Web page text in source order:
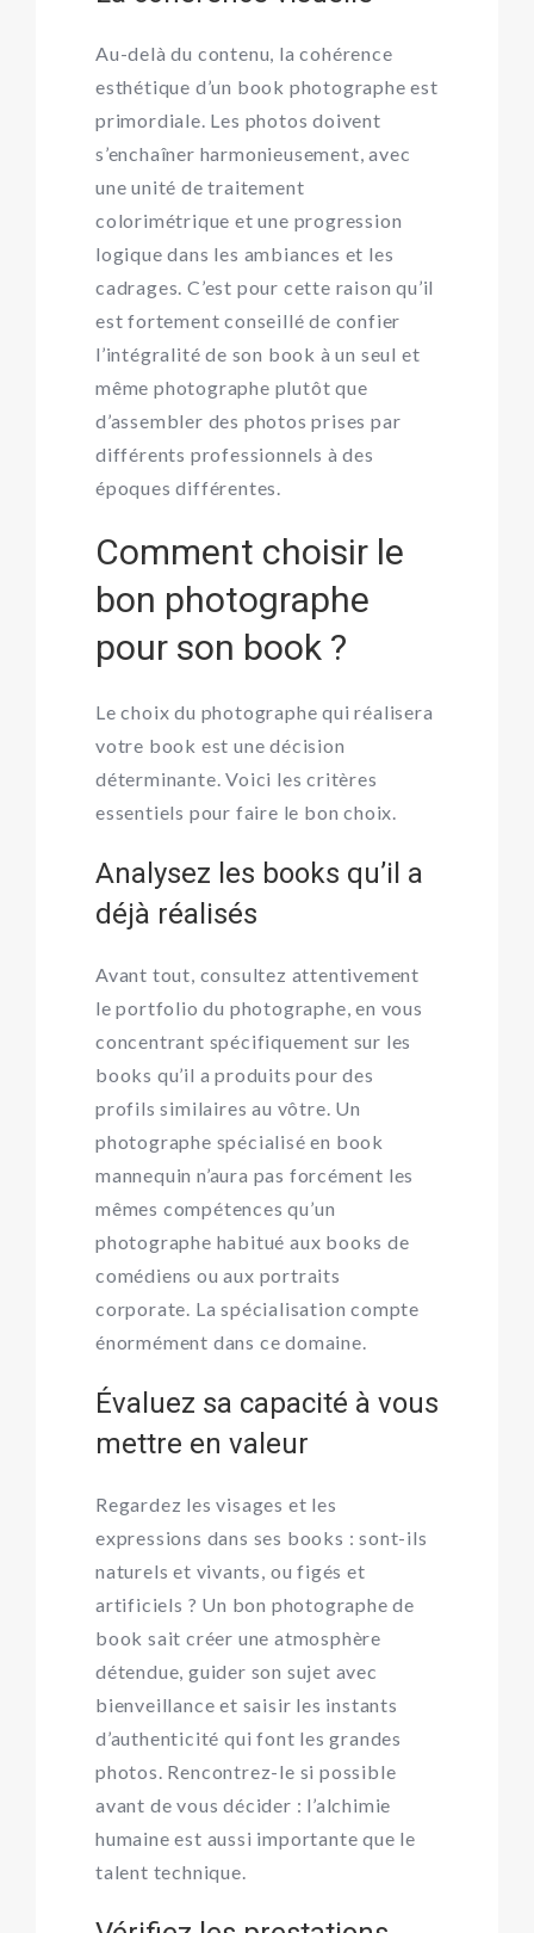
Au-delà du contenu, la cohérence
esthétique d’un book photographe est
primordiale. Les photos doivent
s’enchaîner harmonieusement, avec
une unité de traitement
colorimétrique et une progression
logique dans les ambiances et les
cadrages. C’est pour cette raison qu’il
est fortement conseillé de confier
l’intégralité de son book à un seul et
même photographe plutôt que
d’assembler des photos prises par
différents professionnels à des
époques différentes.
Comment choisir le
bon photographe
pour son book ?
Le choix du photographe qui réalisera
votre book est une décision
déterminante. Voici les critères
essentiels pour faire le bon choix.
Analysez les books qu’il a
déjà réalisés
Avant tout, consultez attentivement
le portfolio du photographe, en vous
concentrant spécifiquement sur les
books qu’il a produits pour des
profils similaires au vôtre. Un
photographe spécialisé en book
mannequin n’aura pas forcément les
mêmes compétences qu’un
photographe habitué aux books de
comédiens ou aux portraits
corporate. La spécialisation compte
énormément dans ce domaine.
Évaluez sa capacité à vous
mettre en valeur
Regardez les visages et les
expressions dans ses books : sont-ils
naturels et vivants, ou figés et
artificiels ? Un bon photographe de
book sait créer une atmosphère
détendue, guider son sujet avec
bienveillance et saisir les instants
d’authenticité qui font les grandes
photos. Rencontrez-le si possible
avant de vous décider : l’alchimie
humaine est aussi importante que le
talent technique.